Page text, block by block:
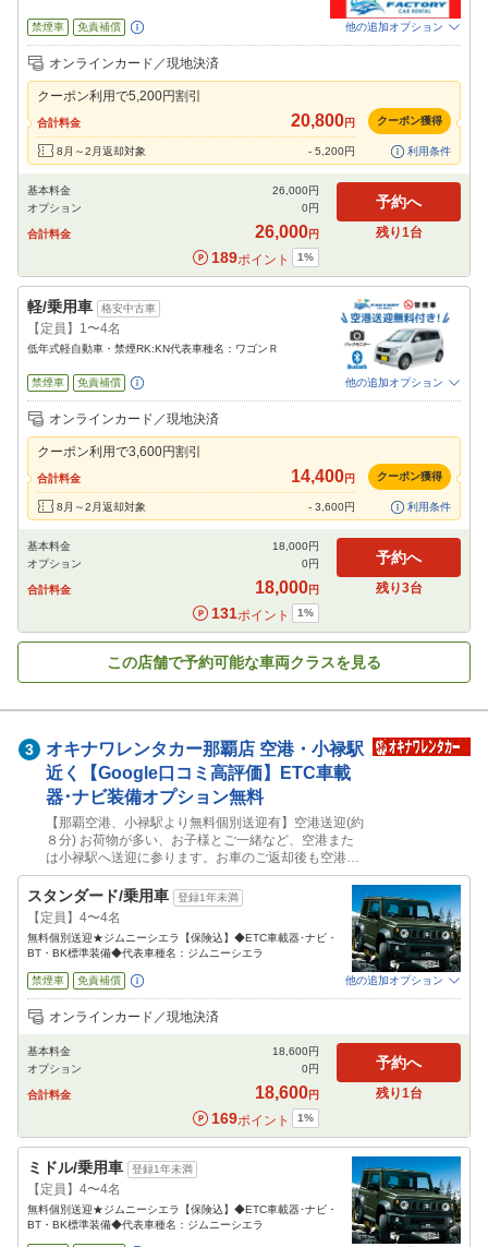
禁煙車 免責補償 他の追加オプション
追加可能オプション
（次画面で選択ができます）
オンラインカード／現地決済
クーポン利用で5,200円割引
合計料金 20,800円
8月～2月返却対象 - 5,200円
クーポン獲得
利用条件
基本料金 26,000円
オプション
0円
合計料金 26,000円
189ポイント 1%
予約へ
残り1台
軽/乗用車 格安中古車
【定員】1〜4名
低年式軽自動車・禁煙RK:KN代表車種名：ワゴンＲ
禁煙車 免責補償 他の追加オプション
追加可能オプション
（次画面で選択ができます）
オンラインカード／現地決済
クーポン利用で3,600円割引
合計料金 14,400円
8月～2月返却対象 - 3,600円
クーポン獲得
利用条件
基本料金 18,000円
オプション
0円
合計料金 18,000円
131ポイント 1%
予約へ
残り3台
この店舗で予約可能な車両クラスを見る
3 オキナワレンタカー那覇店 空港・小禄駅
近く【Google口コミ高評価】ETC車載
器･ナビ装備オプション無料
【那覇空港、小禄駅より無料個別送迎有】空港送迎(約
８分) お荷物が多い、お子様とご一緒など、空港また
は小禄駅へ送迎に参ります。お車のご返却後も空港か
小禄駅まで送迎可能です。（※送迎不要プランもござ
います。沖縄唯一の電車、ゆいレールに乗って自衛隊
の駐機場や沖縄の景観を眺めながら2駅目小禄駅で下
車してください。イオン那覇店の裏に当店がございま
す。）★チャイルドシート類無料貸出
スタンダード/乗用車 登録1年未満
【定員】4〜4名
無料個別送迎★ジムニーシエラ【保険込】◆ETC車載器･ナビ・
BT・BK標準装備◆代表車種名：ジムニーシエラ
禁煙車 免責補償 他の追加オプション
追加可能オプション
（次画面で選択ができます）
閉じる
オンラインカード／現地決済
基本料金 18,600円
オプション
0円
合計料金 18,600円
169ポイント 1%
予約へ
残り1台
ミドル/乗用車 登録1年未満
【定員】4〜4名
無料個別送迎★ジムニーシエラ【保険込】◆ETC車載器･ナビ・
BT・BK標準装備◆代表車種名：ジムニーシエラ